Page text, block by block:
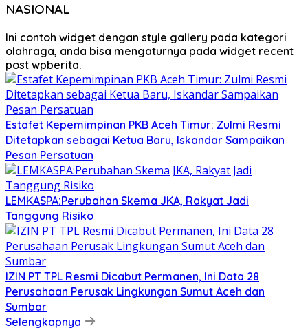
NASIONAL
Ini contoh widget dengan style gallery pada kategori
olahraga, anda bisa mengaturnya pada widget recent
post wpberita.
Estafet Kepemimpinan PKB Aceh Timur: Zulmi Resmi
Ditetapkan sebagai Ketua Baru, Iskandar Sampaikan
Pesan Persatuan
LEMKASPA:Perubahan Skema JKA, Rakyat Jadi
Tanggung Risiko
IZIN PT TPL Resmi Dicabut Permanen, Ini Data 28
Perusahaan Perusak Lingkungan Sumut Aceh dan
Sumbar
Selengkapnya